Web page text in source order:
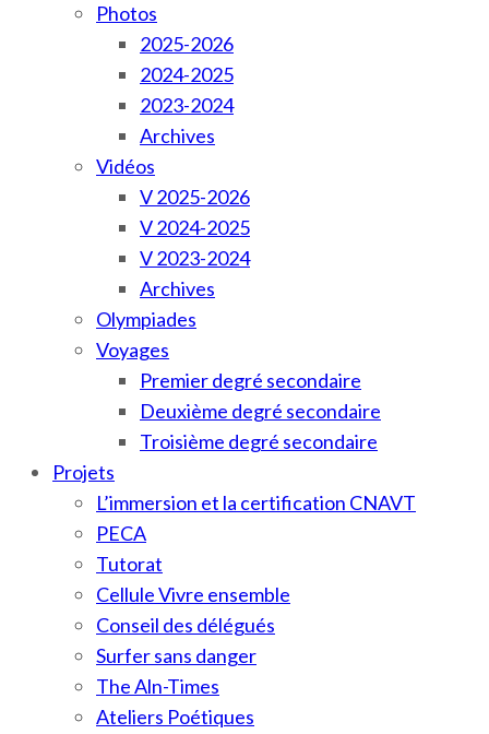
Photos
2025-2026
2024-2025
2023-2024
Archives
Vidéos
V 2025-2026
V 2024-2025
V 2023-2024
Archives
Olympiades
Voyages
Premier degré secondaire
Deuxième degré secondaire
Troisième degré secondaire
Projets
L’immersion et la certification CNAVT
PECA
Tutorat
Cellule Vivre ensemble
Conseil des délégués
Surfer sans danger
The Aln-Times
Ateliers Poétiques